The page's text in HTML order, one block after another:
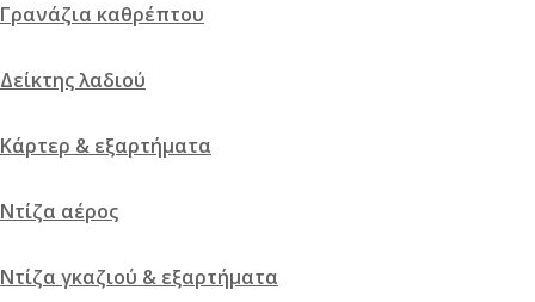
Γρανάζια καθρέπτου
Δείκτης λαδιού
Κάρτερ & εξαρτήματα
Ντίζα αέρος
Ντίζα γκαζιού & εξαρτήματα